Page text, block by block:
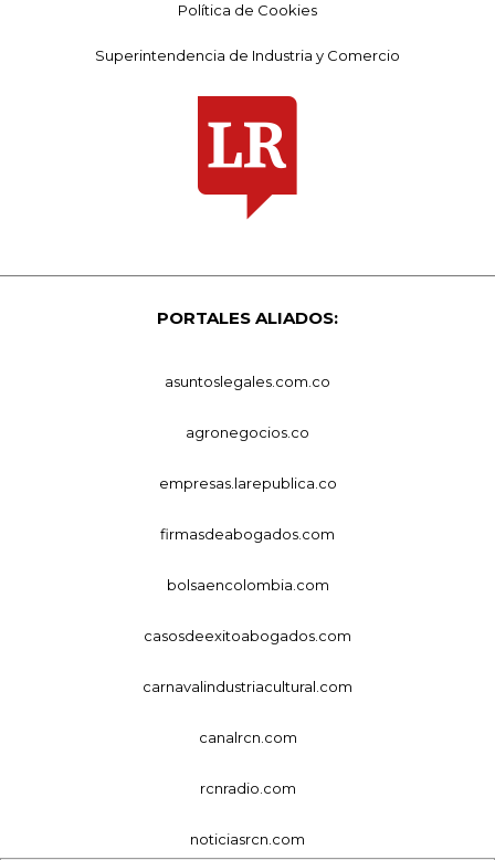
Política de Cookies
Superintendencia de Industria y Comercio
PORTALES ALIADOS:
asuntoslegales.com.co
agronegocios.co
empresas.larepublica.co
firmasdeabogados.com
bolsaencolombia.com
casosdeexitoabogados.com
carnavalindustriacultural.com
canalrcn.com
rcnradio.com
noticiasrcn.com